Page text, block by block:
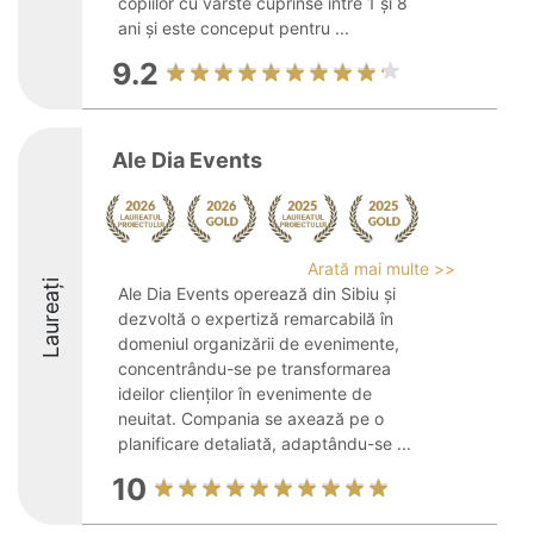
ani și este conceput pentru ...
9.2
Laureați
Ale Dia Events
Arată mai multe >>
Ale Dia Events operează din Sibiu și
dezvoltă o expertiză remarcabilă în
domeniul organizării de evenimente,
concentrându-se pe transformarea
ideilor clienților în evenimente de
neuitat. Compania se axează pe o
planificare detaliată, adaptându-se ...
10